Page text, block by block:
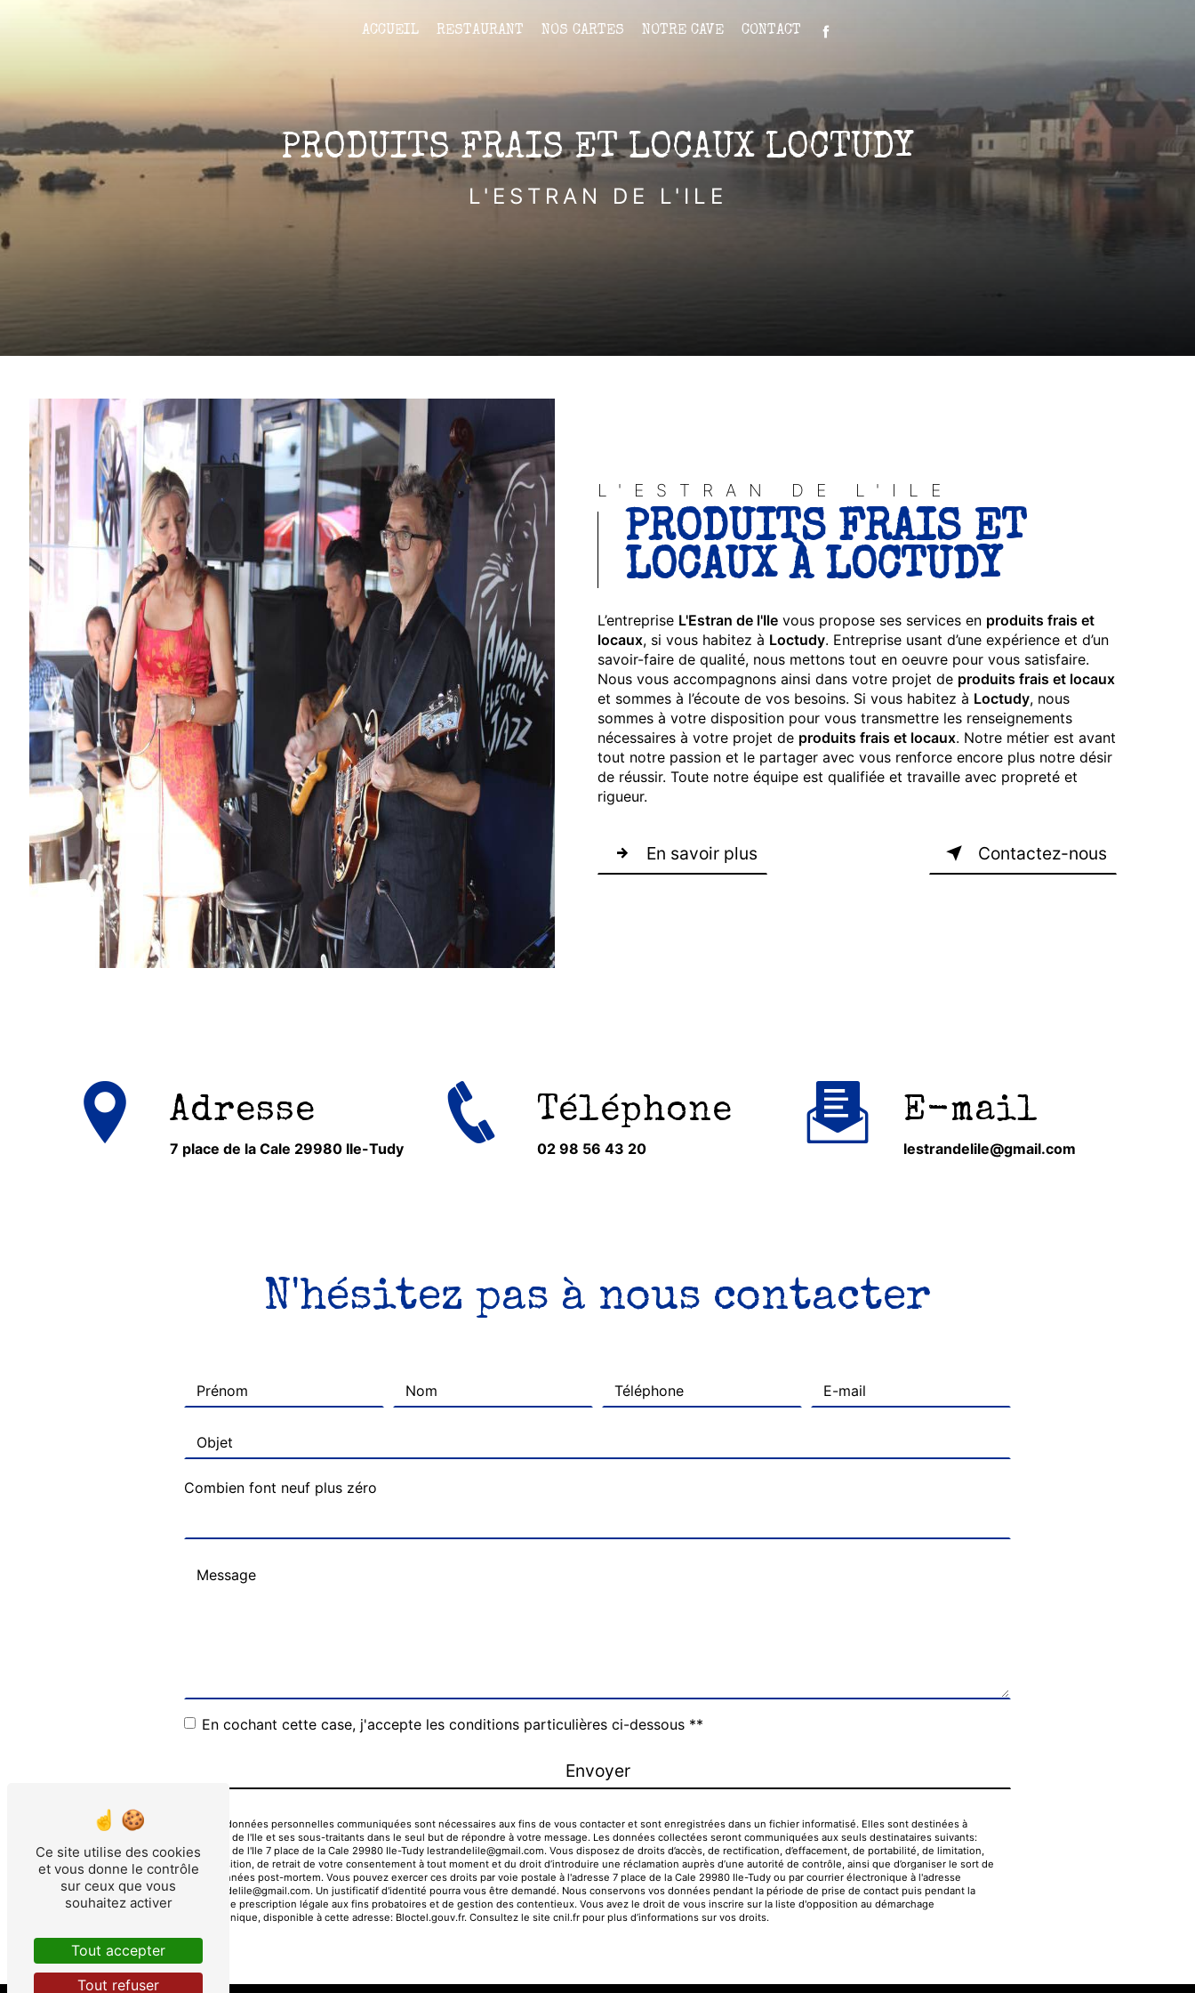
ACCUEIL RESTAURANT NOS CARTES NOTRE CAVE CONTACT
PRODUITS FRAIS ET LOCAUX LOCTUDY
L'ESTRAN DE L'ILE
L'ESTRAN DE L'ILE
PRODUITS FRAIS ET
LOCAUX À LOCTUDY
L’entreprise L'Estran de l'Ile vous propose ses services en produits frais et
locaux, si vous habitez à Loctudy. Entreprise usant d’une expérience et d’un
savoir-faire de qualité, nous mettons tout en oeuvre pour vous satisfaire.
Nous vous accompagnons ainsi dans votre projet de produits frais et locaux
et sommes à l’écoute de vos besoins. Si vous habitez à Loctudy, nous
sommes à votre disposition pour vous transmettre les renseignements
nécessaires à votre projet de produits frais et locaux. Notre métier est avant
tout notre passion et le partager avec vous renforce encore plus notre désir
de réussir. Toute notre équipe est qualifiée et travaille avec propreté et
rigueur.
En savoir plus Contactez-nous
Adresse
7 place de la Cale 29980 Ile-Tudy
Téléphone
02 98 56 43 20
E-mail
lestrandelile@gmail.com
N'hésitez pas à nous contacter
Combien font neuf plus zéro
En cochant cette case, j'accepte les conditions particulières ci-dessous **
Envoyer
** Les données personnelles communiquées sont nécessaires aux fins de vous contacter et sont enregistrées dans un fichier informatisé. Elles sont destinées à
L'Estran de l'Ile et ses sous-traitants dans le seul but de répondre à votre message. Les données collectées seront communiquées aux seuls destinataires suivants:
L'Estran de l'Ile 7 place de la Cale 29980 Ile-Tudy lestrandelile@gmail.com. Vous disposez de droits d’accès, de rectification, d’effacement, de portabilité, de limitation,
d’opposition, de retrait de votre consentement à tout moment et du droit d’introduire une réclamation auprès d’une autorité de contrôle, ainsi que d’organiser le sort de
vos données post-mortem. Vous pouvez exercer ces droits par voie postale à l'adresse 7 place de la Cale 29980 Ile-Tudy ou par courrier électronique à l'adresse
lestrandelile@gmail.com. Un justificatif d'identité pourra vous être demandé. Nous conservons vos données pendant la période de prise de contact puis pendant la
durée de prescription légale aux fins probatoires et de gestion des contentieux. Vous avez le droit de vous inscrire sur la liste d'opposition au démarchage
téléphonique, disponible à cette adresse: Bloctel.gouv.fr. Consultez le site cnil.fr pour plus d’informations sur vos droits.
Panneau de gestion des cookies
Ce site utilise des cookies
et vous donne le contrôle
sur ceux que vous
souhaitez activer
Tout accepter
Tout refuser